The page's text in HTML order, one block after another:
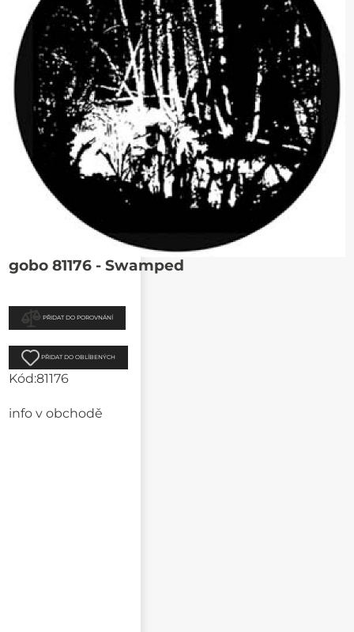
gobo 81176 - Swamped
PŘIDAT DO POROVNÁNÍ
PŘIDAT DO OBLÍBENÝCH
Kód:81176
info v obchodě